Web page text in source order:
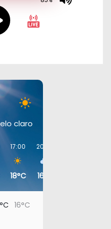
claro
17:00
18°C
20:00
16°C
16°C